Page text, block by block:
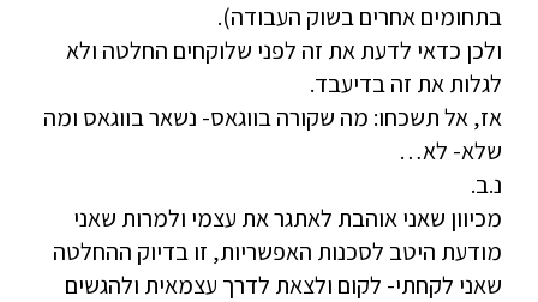
בתחומים אחרים בשוק העבודה).
ולכן כדאי לדעת את זה לפני שלוקחים החלטה ולא
לגלות את זה בדיעבד.
אז, אל תשכחו: מה שקורה בווגאס- נשאר בווגאס ומה
שלא- לא…
נ.ב.
מכיוון שאני אוהבת לאתגר את עצמי ולמרות שאני
מודעת היטב לסכנות האפשריות, זו בדיוק ההחלטה
שאני לקחתי- לקום ולצאת לדרך עצמאית ולהגשים